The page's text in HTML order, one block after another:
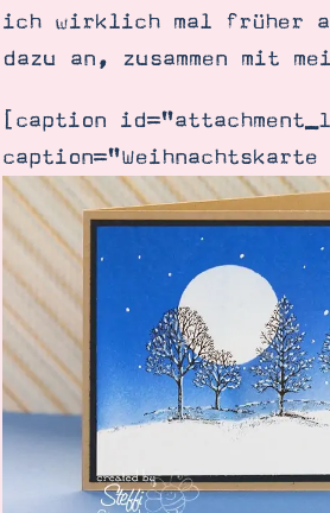
Datenschutz
ich wirklich mal früher
dazu an, zusammen mit
[caption